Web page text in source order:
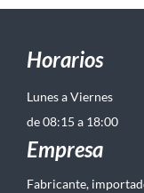
Horarios
Lunes a Viernes
de 08:15 a 18:00
Empresa
Fabricante,